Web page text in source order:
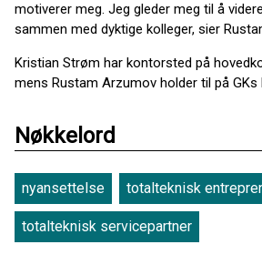
motiverer meg. Jeg gleder meg til å
sammen med dyktige kolleger, sier
Kristian Strøm har kontorsted på
mens Rustam Arzumov holder til på GKs
Nøkkelord
nyansettelse totalteknisk
totalteknisk servicepartner